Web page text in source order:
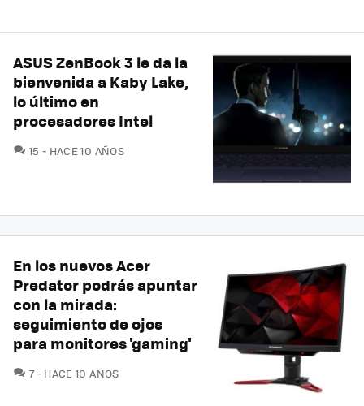
ASUS ZenBook 3 le da la
bienvenida a Kaby Lake,
lo último en
procesadores Intel
15 COMENTARIOS
HACE 10 AÑOS
En los nuevos Acer
Predator podrás apuntar
con la mirada:
seguimiento de ojos
para monitores 'gaming'
7COMENTARIOS
HACE 10 AÑOS